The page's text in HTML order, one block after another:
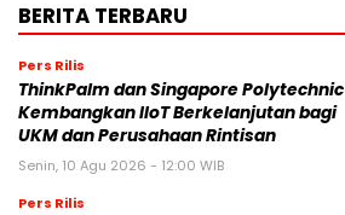
BERITA TERBARU
Pers Rilis
ThinkPalm dan Singapore Polytechnic
Kembangkan IIoT Berkelanjutan bagi
UKM dan Perusahaan Rintisan
Senin, 10 Agu 2026 - 12:00 WIB
Pers Rilis